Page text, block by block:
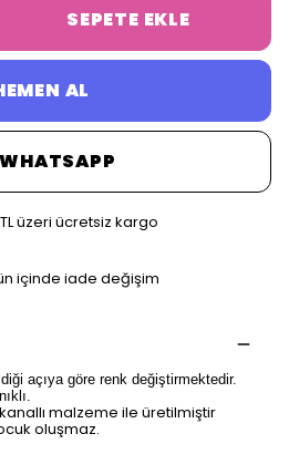
SEPETE EKLE
AL
WHATSAPP
üzeri ücretsiz kargo
içinde iade değişim
açıya göre renk değiştirmektedir.
malzeme ile üretilmiştir
oluşmaz.